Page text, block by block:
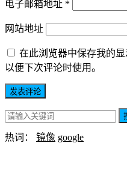
电子邮箱地址 *
网站地址
在此浏览器中保存我的显
以便下次评论时使用。
热词： 镜像 google